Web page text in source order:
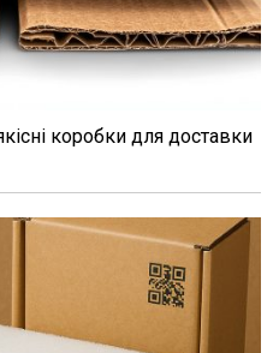
коробки для доставки